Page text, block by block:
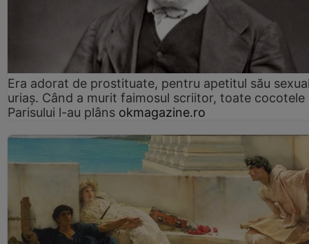
Era adorat de prostituate, pentru apetitul său
uriaș. Când a murit faimosul scriitor, toate cocotele
Parisului l-au plâns okmagazine.ro